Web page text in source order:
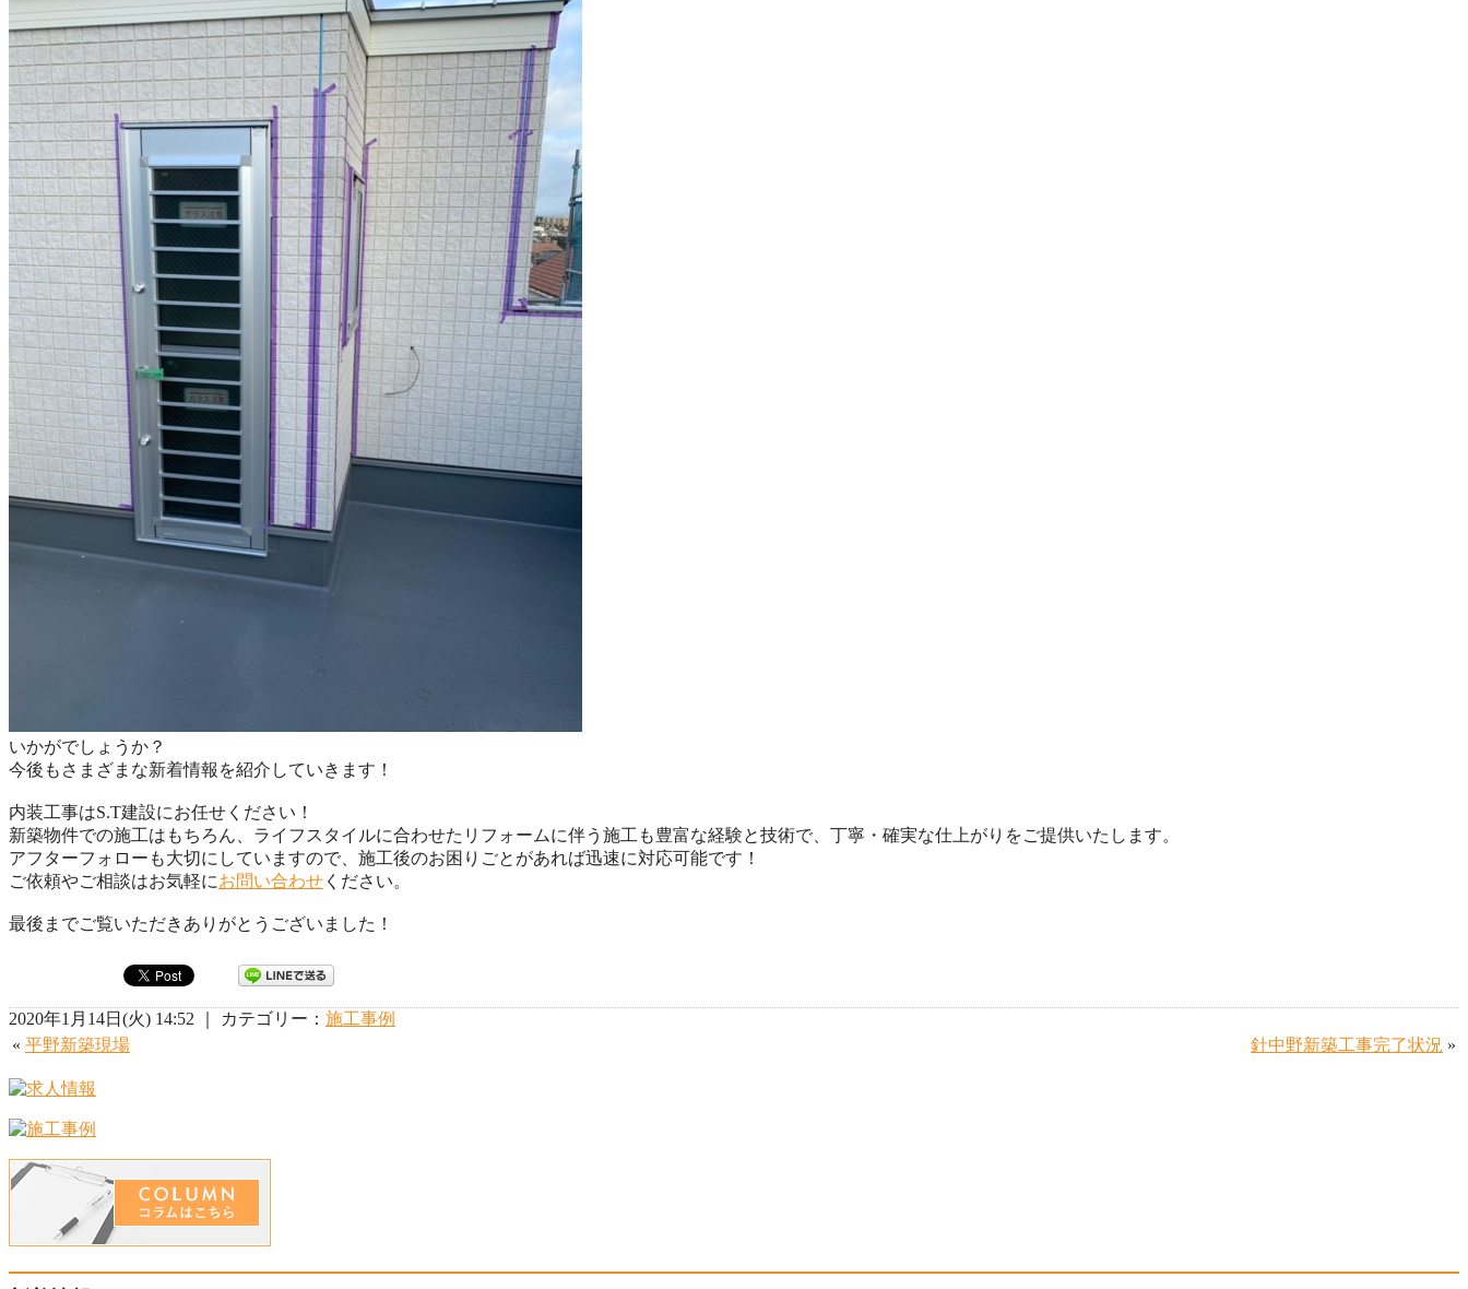
いかがでしょうか？
今後もさまざまな新着情報を紹介していきます！
内装工事はS.T建設にお任せください！
新築物件での施工はもちろん、ライフスタイルに合わせたリフォームに伴う施工も豊富な経験と技術で、丁寧・確実な仕上がりをご提供いたします。
アフターフォローも大切にしていますので、施工後のお困りごとがあれば迅速に対応可能です！
ご依頼やご相談はお気軽にお問い合わせ ください。
最後までご覧いただきありがとうございました！
2020年1月14日(火) 14:52 ｜ カテゴリー： 施工事例
« 平野新築現場 針中野新築工事完了状況 »